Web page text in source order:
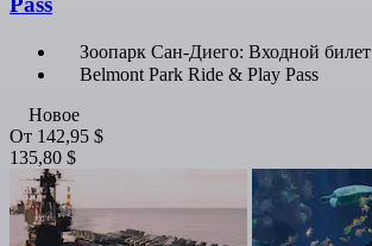
Зоопарк Сан-Диего: Входной билет
Belmont Park Ride & Play Pass
Новое
От 142,95 $
135,80 $